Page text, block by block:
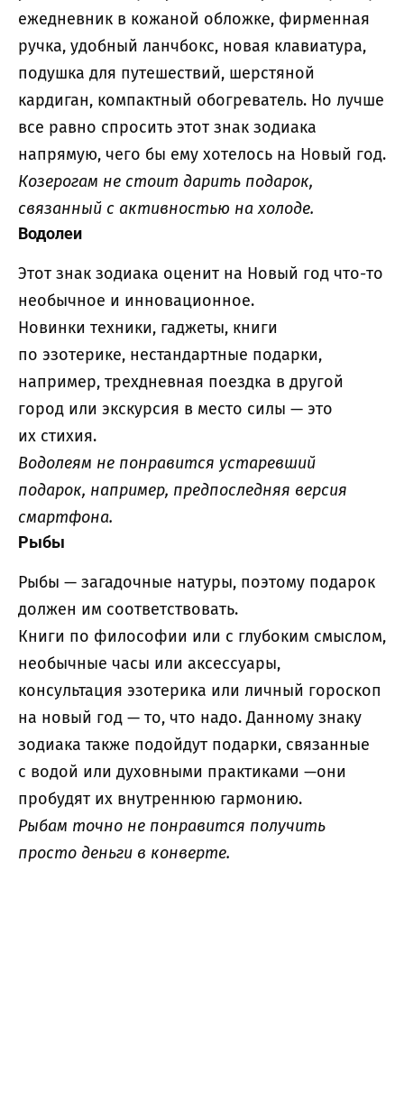
ежедневник в кожаной обложке, фирменная
ручка, удобный ланчбокс, новая клавиатура,
подушка для путешествий, шерстяной
кардиган, компактный обогреватель. Но лучше
все равно спросить этот знак зодиака
напрямую, чего бы ему хотелось на Новый год.
Козерогам не стоит дарить подарок,
связанный с активностью на холоде.
Водолеи
Этот знак зодиака оценит на Новый год что-то
необычное и инновационное.
Новинки техники, гаджеты, книги
по эзотерике, нестандартные подарки,
например, трехдневная поездка в другой
город или экскурсия в место силы — это
их стихия.
Водолеям не понравится устаревший
подарок, например, предпоследняя версия
смартфона.
Рыбы
Рыбы — загадочные натуры, поэтому подарок
должен им соответствовать.
Книги по философии или с глубоким смыслом,
необычные часы или аксессуары,
консультация эзотерика или личный гороскоп
на новый год — то, что надо. Данному знаку
зодиака также подойдут подарки, связанные
с водой или духовными практиками —они
пробудят их внутреннюю гармонию.
Рыбам точно не понравится получить
просто деньги в конверте.